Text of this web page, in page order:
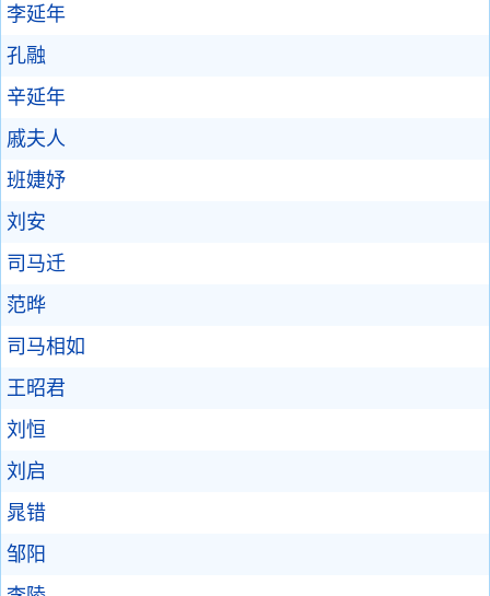
李延年
孔融
辛延年
戚夫人
班婕妤
刘安
司马迁
范晔
司马相如
王昭君
刘恒
刘启
晁错
邹阳